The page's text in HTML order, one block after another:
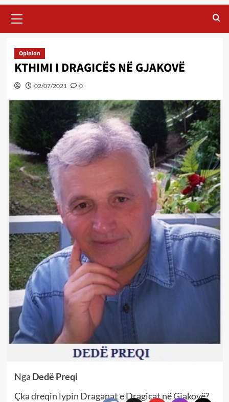
Menu
Opinion
KTHIMI I DRAGICËS NË GJAKOVË
02/07/2021 0
Nga Dedë Preqi
Çka dreqin lypin Draganat e Dragicat në Gjakovë?